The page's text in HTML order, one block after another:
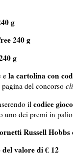
g
240 g
g
e la cartolina con
del concorso
il codice gioco
uno dei premi in
Russell
valore di € 12